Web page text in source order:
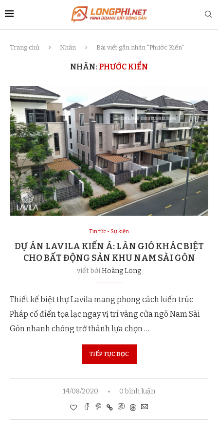
Trang chủ Nhãn Bài viết gắn nhãn "Phước Kiển"
NHÃN: PHƯỚC KIỂN
Tin tức - Sự kiện
DỰ ÁN LAVILA KIẾN Á: LÀN GIÓ KHÁC BIỆT
CHO BẤT ĐỘNG SẢN KHU NAM SÀI GÒN
viết bởiHoàng Long
Thiết kế biệt thự Lavila mang phong cách kiến trúc
Pháp cổ điển tọa lạc ngay vị trí vàng cửa ngõ Nam Sài
Gòn nhanh chóng trở thành lựa chọn …
TIẾP TỤC ĐỌC
14/08/2020 0 bình luận